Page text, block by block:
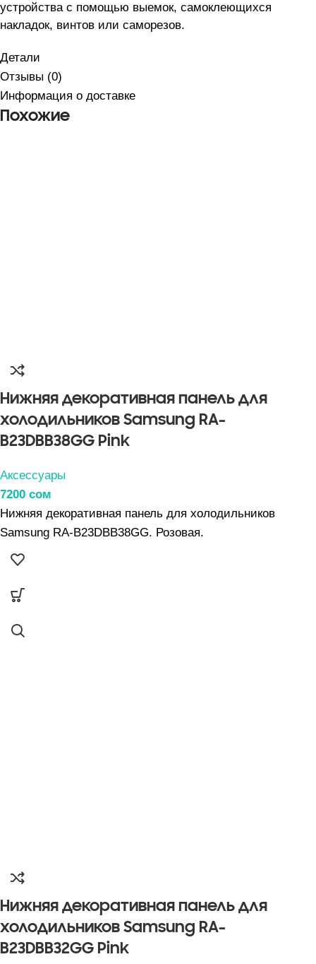
устройства с помощью выемок, самоклеющихся
накладок, винтов или саморезов.
Детали
Отзывы (0)
Информация о доставке
Похожие
Нижняя декоративная панель для
холодильников Samsung RA-
B23DBB38GG Pink
Аксессуары
7200 сом
Нижняя декоративная панель для холодильников
Samsung RA-B23DBB38GG. Розовая.
Нижняя декоративная панель для
холодильников Samsung RA-
B23DBB32GG Pink